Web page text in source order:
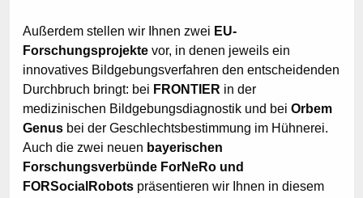
Außerdem stellen wir Ihnen zwei EU-
Forschungsprojekte vor, in denen jeweils ein
innovatives Bildgebungsverfahren den entscheidenden
Durchbruch bringt: bei FRONTIER in der
medizinischen Bildgebungsdiagnostik und bei Orbem
Genusbei der Geschlechtsbestimmung im Hühnerei.
Auch die zwei neuen bayerischen
Forschungsverbünde ForNeRo und
FORSocialRobots präsentieren wir Ihnen in diesem